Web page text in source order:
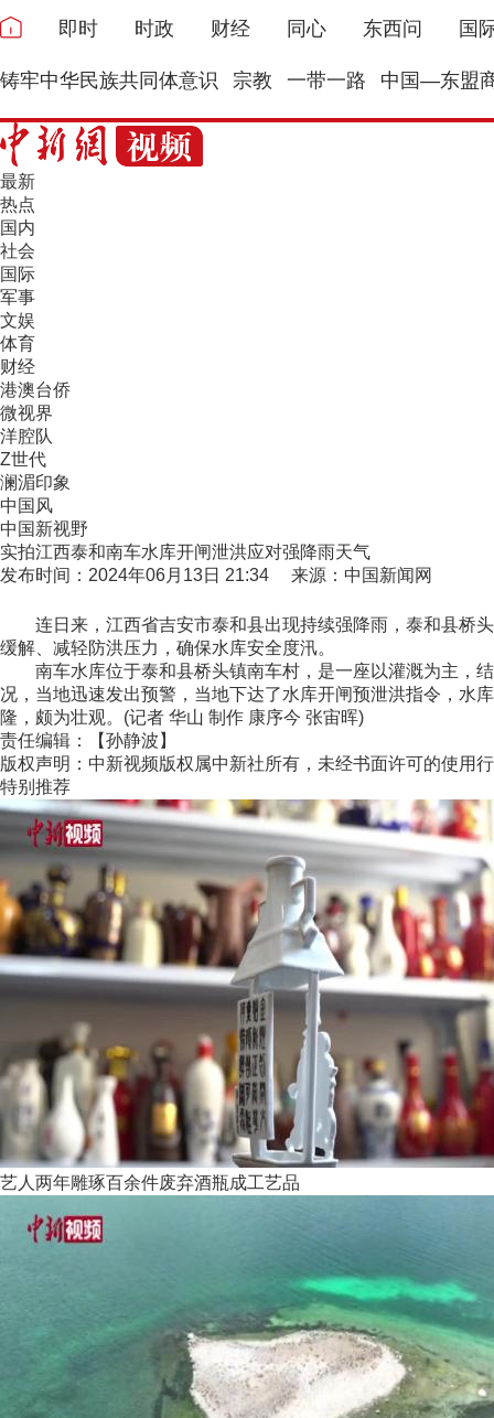
即时 时政 财经 同心 东西问 国
铸牢中华民族共同体意识 宗教 一带一路 中国—东盟
最新
热点
国内
社会
国际
军事
文娱
体育
财经
港澳台侨
微视界
洋腔队
Z世代
澜湄印象
中国风
中国新视野
实拍江西泰和南车水库开闸泄洪应对强降雨天气
发布时间：2024年06月13日 21:34 来源：中国新闻网
连日来，江西省吉安市泰和县出现持续强降雨，泰和县桥头
缓解、减轻防洪压力，确保水库安全度汛。
南车水库位于泰和县桥头镇南车村，是一座以灌溉为主，结
况，当地迅速发出预警，当地下达了水库开闸预泄洪指令，水
隆，颇为壮观。(记者 华山 制作 康序今 张宙晖)
责任编辑：【孙静波】
版权声明：中新视频版权属中新社所有，未经书面许可的使用
特别推荐
艺人两年雕琢百余件废弃酒瓶成工艺品